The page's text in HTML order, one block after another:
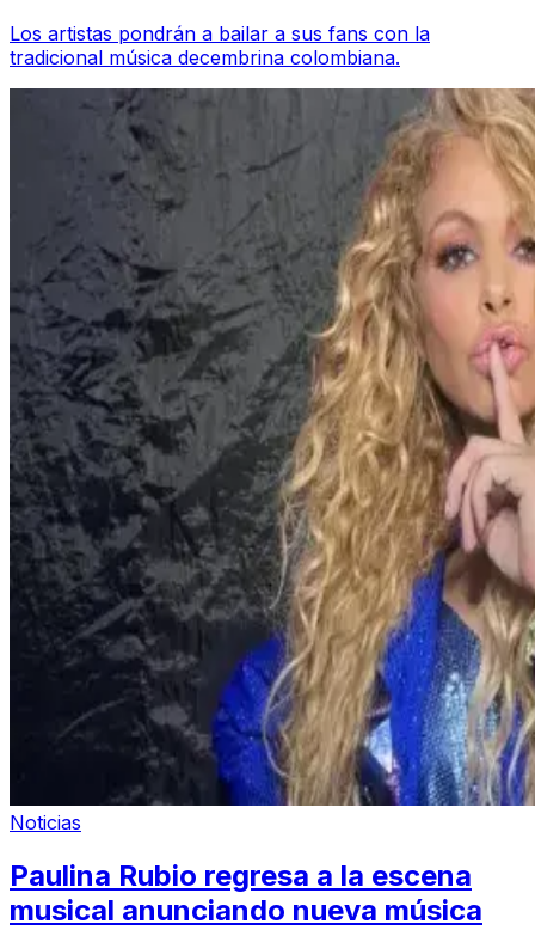
Los artistas pondrán a bailar a sus fans con la
tradicional música decembrina colombiana.
Noticias
Paulina Rubio regresa a la escena
musical anunciando nueva música